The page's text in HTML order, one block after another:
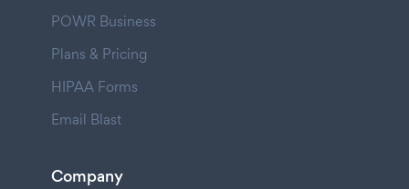
POWR Business
Plans & Pricing
HIPAA Forms
Email Blast
Company